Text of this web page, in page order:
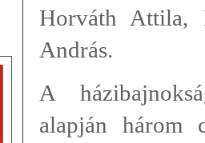
Horváth Attila,
András.
A
alapján három